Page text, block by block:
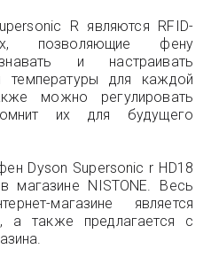
R являются RFID-
позволяющие фену
и настраивать
для каждой
можно регулировать
их для будущего
Dyson Supersonic r HD18
магазине NISTONE. Весь
магазине является
а также предлагается с